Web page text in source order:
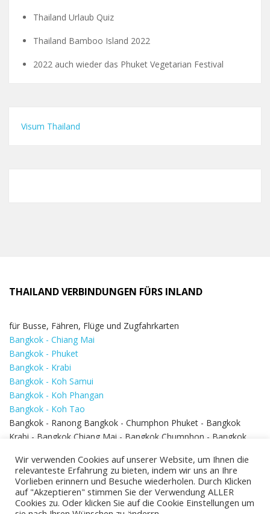
Thailand Urlaub Quiz
Thailand Bamboo Island 2022
2022 auch wieder das Phuket Vegetarian Festival
Visum Thailand
THAILAND VERBINDUNGEN FÜRS INLAND
für Busse, Fähren, Flüge und Zugfahrkarten
Bangkok - Chiang Mai
Bangkok - Phuket
Bangkok - Krabi
Bangkok - Koh Samui
Bangkok - Koh Phangan
Bangkok - Koh Tao
Bangkok - Ranong Bangkok - Chumphon Phuket - Bangkok
Krabi - Bangkok Chiang Mai - Bangkok Chumphon - Bangkok
Bangkok - Hua Hin
Wir verwenden Cookies auf unserer Website, um Ihnen die
relevanteste Erfahrung zu bieten, indem wir uns an Ihre
Vorlieben erinnern und Besuche wiederholen. Durch Klicken
auf "Akzeptieren" stimmen Sie der Verwendung ALLER
Cookies zu. Oder klicken Sie auf die Cookie Einstellungen um